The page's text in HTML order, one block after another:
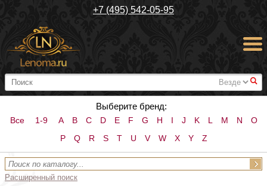
+7 (495) 542-05-95
#
Выберите бренд:
Все 1-9 A B C D E F G H I J K L M N
O
P
Q R S T U V W X Y Z
Расширенный поиск